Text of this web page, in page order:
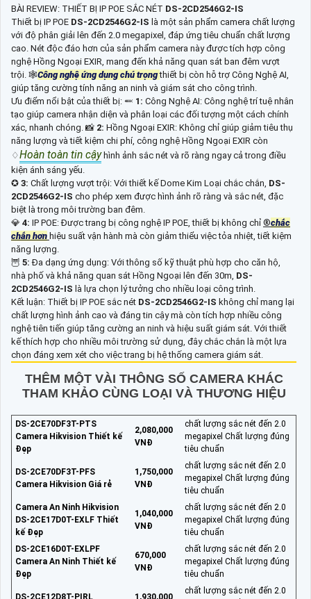
BÀI REVIEW: THIẾT BỊ IP POE SẮC NÉT DS-2CD2546G2-IS
Thiết bị IP POE DS-2CD2546G2-IS là một sản phẩm camera chất lượng
với độ phân giải lên đến 2.0 megapixel, đáp ứng tiêu chuẩn chất lượng
cao. Nét độc đáo hơn của sản phẩm camera này được tích hợp công
nghệ Hồng Ngoại EXIR, mang đến khả năng quan sát ban đêm vượt
trội. 🕸Công nghệ ứng dụng chú trọngthiết bị còn hỗ trợ Công Nghệ AI,
giúp tăng cường tính năng an ninh và giám sát cho công trình.
Ưu điểm nổi bật của thiết bị: ⬽ 1: Công Nghệ AI: Công nghệ trí tuệ nhân
tạo giúp camera nhận diện và phân loại các đối tượng một cách chính
xác, nhanh chóng. 📸 2: Hồng Ngoại EXIR: Không chỉ giúp giảm tiêu thụ
năng lượng và tiết kiệm chi phí, công nghệ Hồng Ngoại EXIR còn
♢Hoàn toàn tin cậyhình ảnh sắc nét và rõ ràng ngay cả trong điều
kiện ánh sáng yếu.
✪ 3: Chất lượng vượt trội: Với thiết kế Dome Kim Loại chắc chắn, DS-
2CD2546G2-IS cho phép xem được hình ảnh rõ ràng và sắc nét, đặc
biệt là trong môi trường ban đêm.
💎 4: IP POE: Được trang bị công nghệ IP POE, thiết bị không chỉ ®️chắc
chắn hơn hiệu suất vận hành mà còn giảm thiểu việc tỏa nhiệt, tiết kiệm
năng lượng.
🦉 5: Đa dạng ứng dụng: Với thông số kỹ thuật phù hợp cho căn hộ,
nhà phố và khả năng quan sát Hồng Ngoại lên đến 30m, DS-
2CD2546G2-IS là lựa chọn lý tưởng cho nhiều loại công trình.
Kết luận: Thiết bị IP POE sắc nét DS-2CD2546G2-IS không chỉ mang lại
chất lượng hình ảnh cao và đáng tin cậy mà còn tích hợp nhiều công
nghệ tiên tiến giúp tăng cường an ninh và hiệu suất giám sát. Với thiết
kế thích hợp cho nhiều môi trường sử dụng, đây chắc chắn là một lựa
chọn đáng xem xét cho việc trang bị hệ thống camera giám sát.
THÊM MỘT VÀI THÔNG SỐ CAMERA KHÁC
THAM KHẢO CÙNG LOẠI VÀ THƯƠNG HIỆU
DS-2CE70DF3T-PTS
Camera Hikvision Thiết kế
Đẹp
2,080,000
VNĐ
chất lượng sắc nét đến 2.0
megapixel Chất lượng đúng
tiêu chuẩn
DS-2CE70DF3T-PFS
Camera Hikvision Giá rẻ
1,750,000
VNĐ
chất lượng sắc nét đến 2.0
megapixel Chất lượng đúng
tiêu chuẩn
Camera An Ninh Hikvision
DS-2CE17D0T-EXLF Thiết
kế Đẹp
1,040,000
VNĐ
chất lượng sắc nét đến 2.0
megapixel Chất lượng đúng
tiêu chuẩn
DS-2CE16D0T-EXLPF
Camera An Ninh Thiết kế
Đẹp
670,000
VNĐ
chất lượng sắc nét đến 2.0
megapixel Chất lượng đúng
tiêu chuẩn
DS-2CE12D8T-PIRL 1,930,000
chất lượng sắc nét đến 2.0